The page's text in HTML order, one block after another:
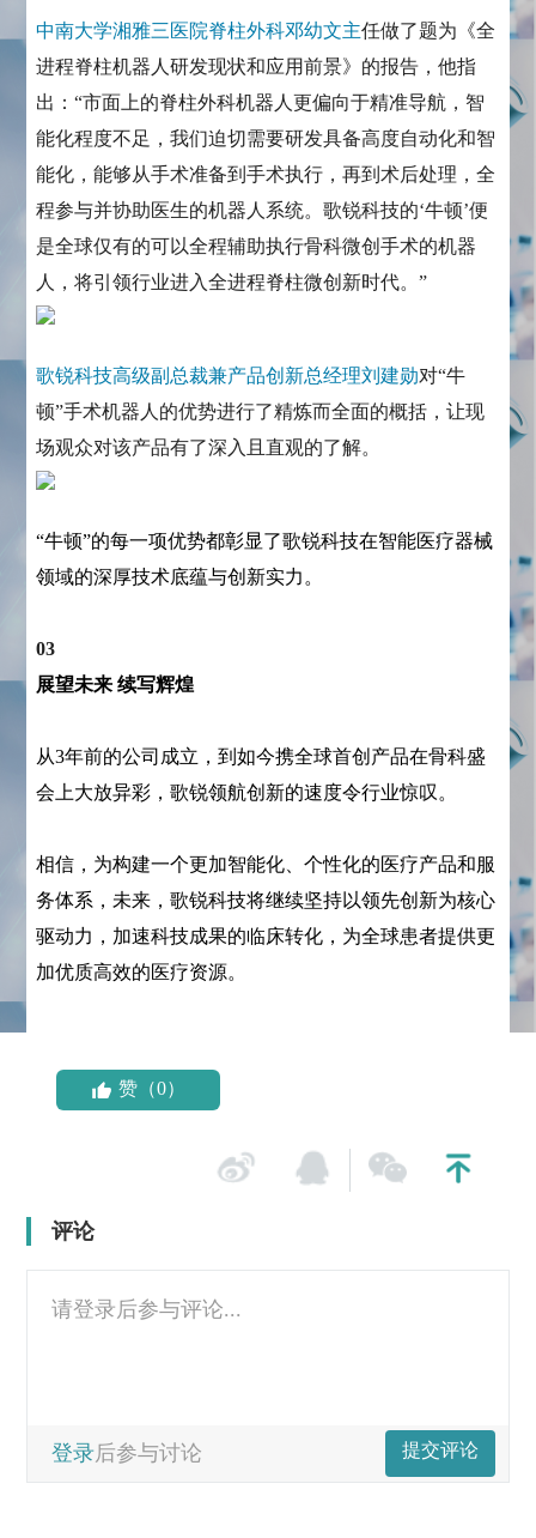
中南大学湘雅三医院脊柱外科邓幼文主任做了题为《全
进程脊柱机器人研发现状和应用前景》的报告，他指
出：“市面上的脊柱外科机器人更偏向于精准导航，智
能化程度不足，我们迫切需要研发具备高度自动化和智
能化，能够从手术准备到手术执行，再到术后处理，全
程参与并协助医生的机器人系统。歌锐科技的‘牛顿’便
是全球仅有的可以全程辅助执行骨科微创手术的机器
人，将引领行业进入全进程脊柱微创新时代。”
歌锐科技高级副总裁兼产品创新总经理刘建勋对“牛
顿”手术机器人的优势进行了精炼而全面的概括，让现
场观众对该产品有了深入且直观的了解。
“牛顿”的每一项优势都彰显了歌锐科技在智能医疗器械
领域的深厚技术底蕴与创新实力。
03
展望未来 续写辉煌
从3年前的公司成立，到如今携全球首创产品在骨科盛
会上大放异彩，歌锐领航创新的速度令行业惊叹。
相信，为构建一个更加智能化、个性化的医疗产品和服
务体系，未来，歌锐科技将继续坚持以领先创新为核心
驱动力，加速科技成果的临床转化，为全球患者提供更
加优质高效的医疗资源。
赞（0）
评论
请登录后参与评论...
登录后参与讨论 提交评论